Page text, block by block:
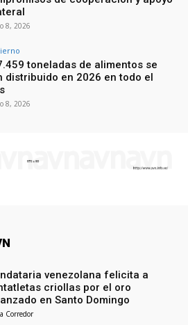
8, 2026
toneladas de alimentos se
distribuido en 2026 en todo el
8, 2026
venezolana felicita a
criollas por el oro
en Santo Domingo
Corredor